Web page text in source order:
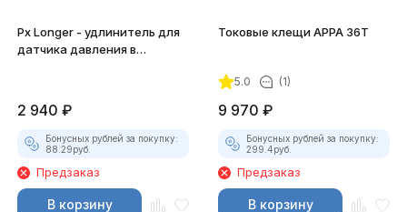
Px Longer - удлинитель для
датчика давления в
2 940 ₽
Бонусных рублей за покупку:
88.29руб.
Предзаказ
В корзину
Токовые клещи APPA 36T
5.0 (1)
9 970 ₽
Бонусных рублей за покупку:
299.4руб.
Предзаказ
В корзину